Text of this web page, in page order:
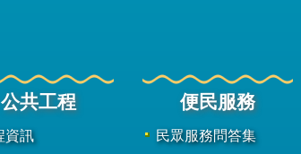
公共工程
資訊
便民服務
民眾服務問答集